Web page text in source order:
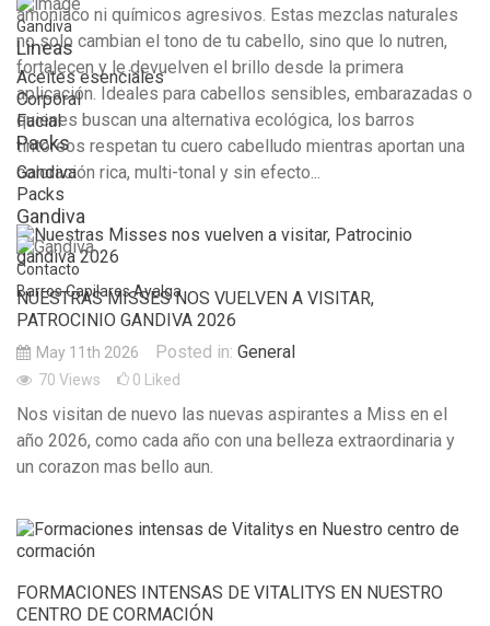
Gandiva
Lineas
Aceites esenciales
Corporal
Facial
Packs
Gandiva
Packs
Gandiva
Contacto
Barros Capilares Ayalga
amoníaco ni químicos agresivos. Estas mezclas naturales
no solo cambian el tono de tu cabello, sino que lo nutren,
fortalecen y le devuelven el brillo desde la primera
aplicación. Ideales para cabellos sensibles, embarazadas o
quienes buscan una alternativa ecológica, los barros
tintóreos respetan tu cuero cabelludo mientras aportan una
coloración rica, multi-tonal y sin efecto...
NUESTRAS MISSES NOS VUELVEN A VISITAR,
PATROCINIO GANDIVA 2026
Posted in: General
May 11th 2026
70 Views 0 Liked
Nos visitan de nuevo las nuevas aspirantes a Miss en el
año 2026, como cada año con una belleza extraordinaria y
un corazon mas bello aun.
FORMACIONES INTENSAS DE VITALITYS EN NUESTRO
CENTRO DE CORMACIÓN